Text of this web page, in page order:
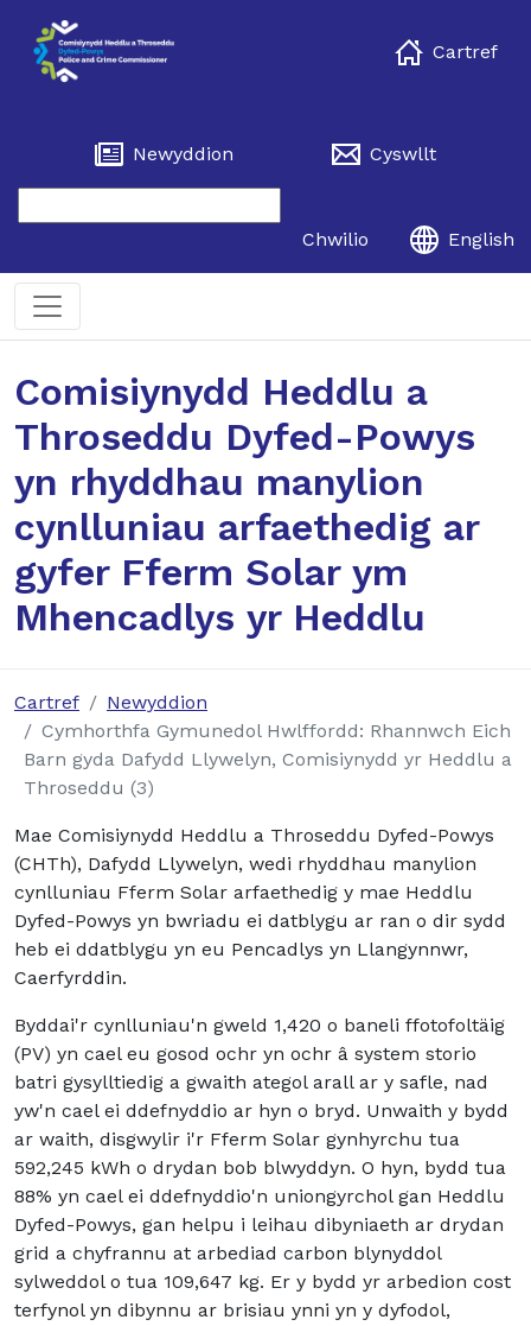
Cartref
Newyddion Cyswllt
Chwilio English
Comisiynydd Heddlu a
Throseddu Dyfed-Powys
yn rhyddhau manylion
cynlluniau arfaethedig ar
gyfer Fferm Solar ym
Mhencadlys yr Heddlu
Cartref
Newyddion
Cymhorthfa Gymunedol Hwlffordd: Rhannwch Eich
Barn gyda Dafydd Llywelyn, Comisiynydd yr Heddlu a
Throseddu (3)
Mae Comisiynydd Heddlu a Throseddu Dyfed-Powys
(CHTh), Dafydd Llywelyn, wedi rhyddhau manylion
cynlluniau Fferm Solar arfaethedig y mae Heddlu
Dyfed-Powys yn bwriadu ei datblygu ar ran o dir sydd
heb ei ddatblygu yn eu Pencadlys yn Llangynnwr,
Caerfyrddin.
Byddai'r cynlluniau'n gweld 1,420 o baneli ffotofoltäig
(PV) yn cael eu gosod ochr yn ochr â system storio
batri gysylltiedig a gwaith ategol arall ar y safle, nad
yw'n cael ei ddefnyddio ar hyn o bryd. Unwaith y bydd
ar waith, disgwylir i'r Fferm Solar gynhyrchu tua
592,245 kWh o drydan bob blwyddyn. O hyn, bydd tua
88% yn cael ei ddefnyddio'n uniongyrchol gan Heddlu
Dyfed-Powys, gan helpu i leihau dibyniaeth ar drydan
grid a chyfrannu at arbediad carbon blynyddol
sylweddol o tua 109,647 kg. Er y bydd yr arbedion cost
terfynol yn dibynnu ar brisiau ynni yn y dyfodol,